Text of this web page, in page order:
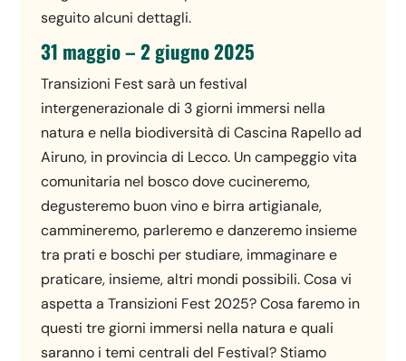
seguito alcuni dettagli.
31 maggio – 2 giugno 2025
Transizioni Fest sarà un festival
intergenerazionale di 3 giorni immersi nella
natura e nella biodiversità di Cascina Rapello ad
Airuno, in provincia di Lecco. Un campeggio vita
comunitaria nel bosco dove cucineremo,
degusteremo buon vino e birra artigianale,
cammineremo, parleremo e danzeremo insieme
tra prati e boschi per studiare, immaginare e
praticare, insieme, altri mondi possibili. Cosa vi
aspetta a Transizioni Fest 2025? Cosa faremo in
questi tre giorni immersi nella natura e quali
saranno i temi centrali del Festival? Stiamo